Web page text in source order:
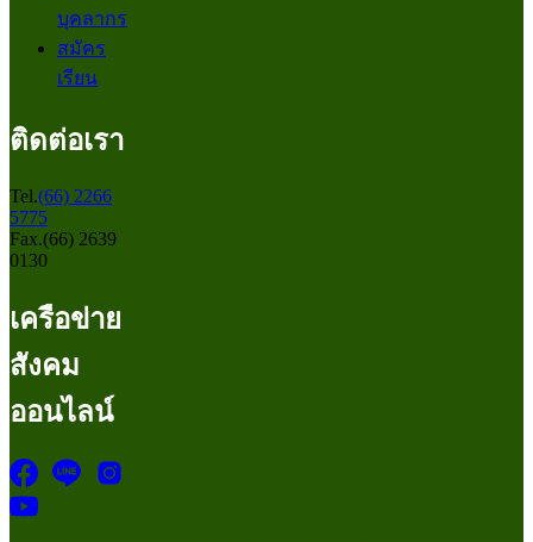
บุคลากร
สมัคร
เรียน
ติดต่อเรา
Tel.(66) 2266
5775
Fax.(66) 2639
0130
เครือข่าย
สังคม
ออนไลน์